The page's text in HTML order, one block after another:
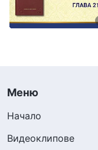
Меню
Начало
Видеоклипове